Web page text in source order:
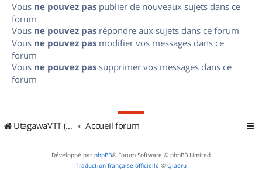
Vous ne pouvez pas publier de nouveaux sujets dans ce
forum
Vous ne pouvez pas répondre aux sujets dans ce forum
Vous ne pouvez pas modifier vos messages dans ce
forum
Vous ne pouvez pas supprimer vos messages dans ce
forum
UtagawaVTT (Randos VTT et VTTAE avec traces GPS) Accueil forum
Développé par phpBB® Forum Software © phpBB Limited
Traduction française officielle © Qiaeru